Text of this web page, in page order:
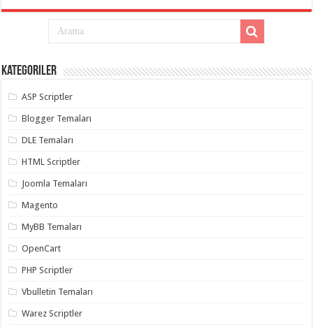
evden
gaziantep
eve
taşımacılık,
gaziantep
organizasyon
gaziantep
organizasyon,
organizasyon,
organizasyon ,
organizasyon,
organizasyon,
palyaço,
takipçi
twitter
hilesi ,
Kategoriler
ASP Scriptler
Blogger Temaları
DLE Temaları
HTML Scriptler
Joomla Temaları
Magento
MyBB Temaları
OpenCart
PHP Scriptler
Vbulletin Temaları
Warez Scriptler